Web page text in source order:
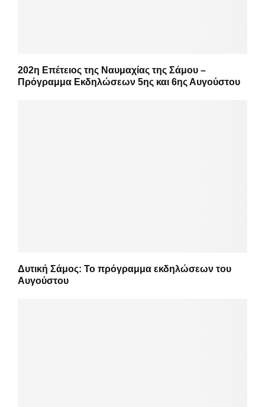
202η Επέτειος της Ναυμαχίας της Σάμου –
Πρόγραμμα Εκδηλώσεων 5ης και 6ης Αυγούστου
Δυτική Σάμος: Το πρόγραμμα εκδηλώσεων του
Αυγούστου